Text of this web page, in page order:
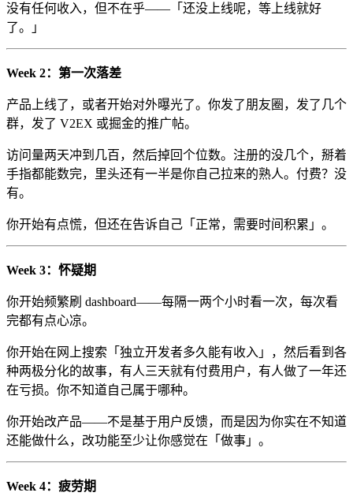
没有任何收入，但不在乎——「还没上线呢，等上线就好
了。」
Week 2：第一次落差
产品上线了，或者开始对外曝光了。你发了朋友圈，发了几个
群，发了 V2EX 或掘金的推广帖。
访问量两天冲到几百，然后掉回个位数。注册的没几个，掰着
手指都能数完，里头还有一半是你自己拉来的熟人。付费？没
有。
你开始有点慌，但还在告诉自己「正常，需要时间积累」。
Week 3：怀疑期
你开始频繁刷 dashboard——每隔一两个小时看一次，每次看
完都有点心凉。
你开始在网上搜索「独立开发者多久能有收入」，然后看到各
种两极分化的故事，有人三天就有付费用户，有人做了一年还
在亏损。你不知道自己属于哪种。
你开始改产品——不是基于用户反馈，而是因为你实在不知道
还能做什么，改功能至少让你感觉在「做事」。
Week 4：疲劳期